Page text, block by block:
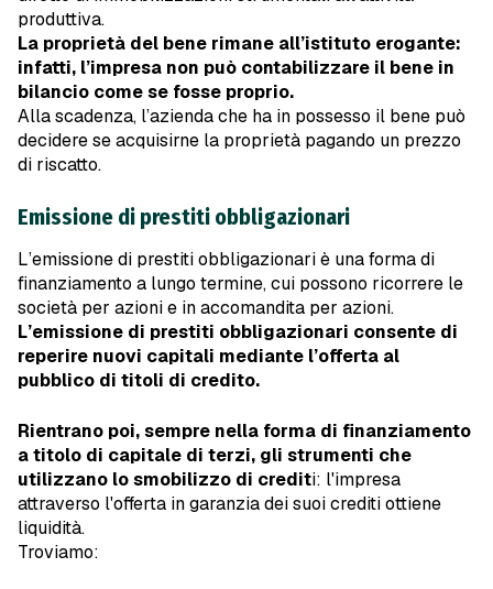
produttiva.
La proprietà del bene rimane all’istituto erogante:
infatti, l’impresa non può contabilizzare il bene in
bilancio come se fosse proprio.
Alla scadenza, l’azienda che ha in possesso il bene può
decidere se acquisirne la proprietà pagando un prezzo
di riscatto.
Emissione di prestiti obbligazionari
L’emissione di prestiti obbligazionari è una forma di
finanziamento a lungo termine, cui possono ricorrere le
società per azioni e in accomandita per azioni.
L’emissione di prestiti obbligazionari consente di
reperire nuovi capitali mediante l’offerta al
pubblico di titoli di credito.
Rientrano poi, sempre nella forma di finanziamento
a titolo di capitale di terzi, gli strumenti che
utilizzano lo smobilizzo di crediti: l'impresa
attraverso l'offerta in garanzia dei suoi crediti ottiene
liquidità.
Troviamo: